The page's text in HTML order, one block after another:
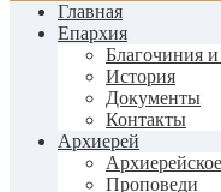
Главная
Епархия
Благочиния
История
Документы
Контакты
Архиерей
Проповеди